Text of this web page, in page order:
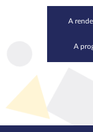
A
A